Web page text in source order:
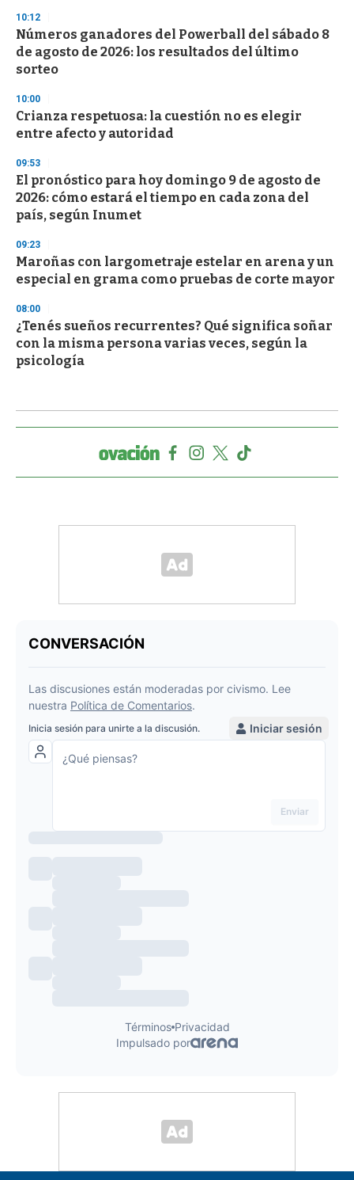
10:12
Números ganadores del Powerball del sábado 8
de agosto de 2026: los resultados del último
sorteo
10:00
Crianza respetuosa: la cuestión no es elegir
entre afecto y autoridad
09:53
El pronóstico para hoy domingo 9 de agosto de
2026: cómo estará el tiempo en cada zona del
país, según Inumet
09:23
Maroñas con largometraje estelar en arena y un
especial en grama como pruebas de corte mayor
08:00
¿Tenés sueños recurrentes? Qué significa soñar
con la misma persona varias veces, según la
psicología